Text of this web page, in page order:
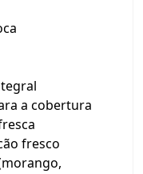
a cobertura
fresco